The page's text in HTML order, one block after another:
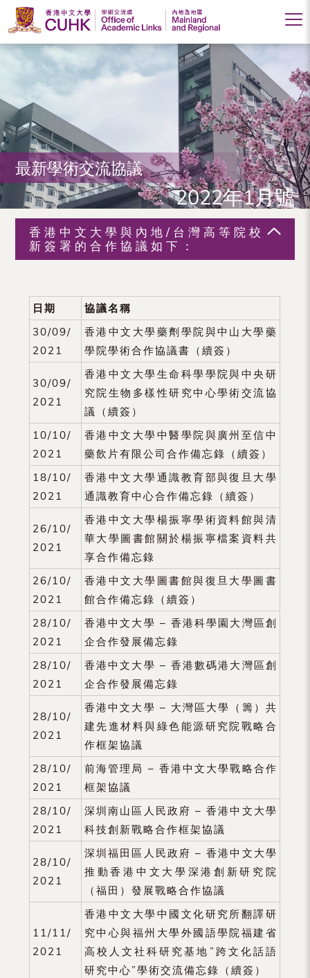
香
港
中
文
大
學
學
術
（內
區）
最新學術交流協議
2022年1月號
香港中文大學與內地/台灣高等院校
新簽署的合作協議如下：
日期
協議名稱
30/09/
2021
香港中文大學藥劑學院與中山大學藥
學院學術合作協議書（續簽）
30/09/
2021
香港中文大學生命科學學院與中央研
究院生物多樣性研究中心學術交流協
議（續簽）
10/10/
2021
香港中文大學中醫學院與廣州至信中
藥飲片有限公司合作備忘錄（續簽）
18/10/
2021
香港中文大學通識教育部與復旦大學
通識教育中心合作備忘錄（續簽）
26/10/
2021
香港中文大學楊振寧學術資料館與清
華大學圖書館關於楊振寧檔案資料共
享合作備忘錄
26/10/
2021
香港中文大學圖書館與復旦大學圖書
館合作備忘錄（續簽）
28/10/
2021
香港中文大學 – 香港科學園大灣區創
企合作發展備忘錄
28/10/
2021
香港中文大學 – 香港數碼港大灣區創
企合作發展備忘錄
28/10/
2021
香港中文大學 – 大灣區大學（籌）共
建先進材料與綠色能源研究院戰略合
作框架協議
28/10/
2021
前海管理局 – 香港中文大學戰略合作
框架協議
28/10/
2021
深圳南山區人民政府 – 香港中文大學
科技創新戰略合作框架協議
28/10/
2021
深圳福田區人民政府 – 香港中文大學
推動香港中文大學深港創新研究院
（福田）發展戰略合作協議
11/11/
2021
香港中文大學中國文化研究所翻譯研
究中心與福州大學外國語學院福建省
高校人文社科研究基地”跨文化話語
研究中心”學術交流備忘錄（續簽）